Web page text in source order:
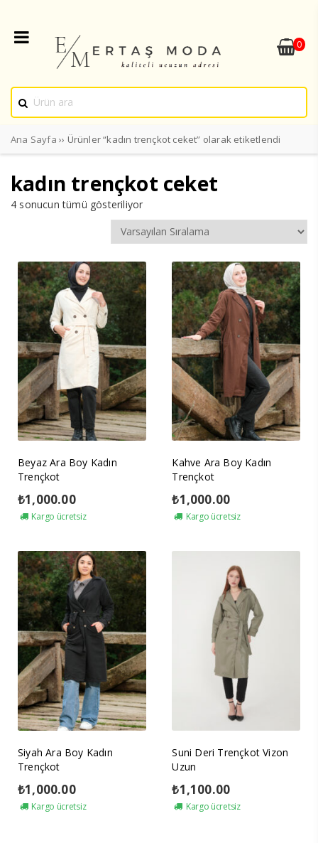
0
Ana Sayfa ›› Ürünler “kadın trençkot ceket” olarak etiketlendi
kadın trençkot ceket
4 sonucun tümü gösteriliyor
Beyaz Ara Boy Kadın
Trençkot
₺1,000.00
Kargo ücretsiz
Kahve Ara Boy Kadın
Trençkot
₺1,000.00
Kargo ücretsiz
Siyah Ara Boy Kadın
Trençkot
₺1,000.00
Kargo ücretsiz
Suni Deri Trençkot Vizon
Uzun
₺1,100.00
Kargo ücretsiz